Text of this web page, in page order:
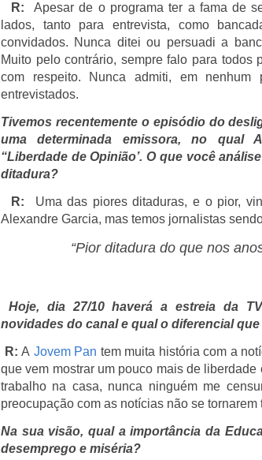
R:Apesar de o programa ter a fama de
lados, tanto para entrevista, como
convidados. Nunca ditei ou persuadi a
Muito pelo contrário, sempre falo para todos
com respeito. Nunca admiti, em nenhum
entrevistados.
Tivemos recentemente o episódio do
uma determinada emissora, no qual
“Liberdade de Opinião’. O que você
ditadura?
R: Uma das piores ditaduras, e o pior,
Alexandre Garcia, mas temos jornalistas
“Pior ditadura do que nos
Hoje, dia 27/10 haverá a estreia da
novidades do canal e qual o diferencial
R: A Jovem Pan tem muita história com a
que vem mostrar um pouco mais de
trabalho na casa, nunca ninguém me
preocupação com as notícias não se tornarem
Na sua visão, qual a importância da
desemprego e miséria?